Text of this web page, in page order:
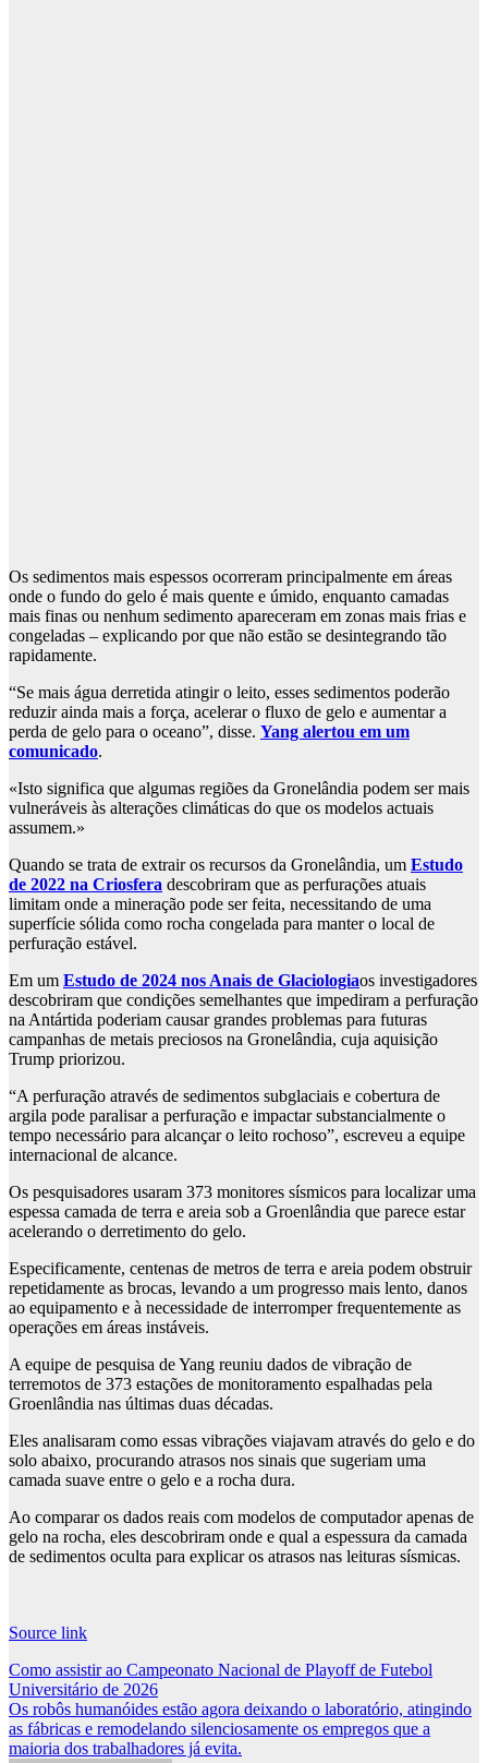
Os sedimentos mais espessos ocorreram principalmente em áreas
onde o fundo do gelo é mais quente e úmido, enquanto camadas
mais finas ou nenhum sedimento apareceram em zonas mais frias e
congeladas – explicando por que não estão se desintegrando tão
rapidamente.
“Se mais água derretida atingir o leito, esses sedimentos poderão
reduzir ainda mais a força, acelerar o fluxo de gelo e aumentar a
perda de gelo para o oceano”, disse. Yang alertou em um
comunicado.
«Isto significa que algumas regiões da Gronelândia podem ser mais
vulneráveis ​​às alterações climáticas do que os modelos actuais
assumem.»
Quando se trata de extrair os recursos da Gronelândia, um Estudo
de 2022 na Criosfera descobriram que as perfurações atuais
limitam onde a mineração pode ser feita, necessitando de uma
superfície sólida como rocha congelada para manter o local de
perfuração estável.
Em um Estudo de 2024 nos Anais de Glaciologiaos investigadores
descobriram que condições semelhantes que impediram a perfuração
na Antártida poderiam causar grandes problemas para futuras
campanhas de metais preciosos na Gronelândia, cuja aquisição
Trump priorizou.
“A perfuração através de sedimentos subglaciais e cobertura de
argila pode paralisar a perfuração e impactar substancialmente o
tempo necessário para alcançar o leito rochoso”, escreveu a equipe
internacional de alcance.
Os pesquisadores usaram 373 monitores sísmicos para localizar uma
espessa camada de terra e areia sob a Groenlândia que parece estar
acelerando o derretimento do gelo.
Especificamente, centenas de metros de terra e areia podem obstruir
repetidamente as brocas, levando a um progresso mais lento, danos
ao equipamento e à necessidade de interromper frequentemente as
operações em áreas instáveis.
A equipe de pesquisa de Yang reuniu dados de vibração de
terremotos de 373 estações de monitoramento espalhadas pela
Groenlândia nas últimas duas décadas.
Eles analisaram como essas vibrações viajavam através do gelo e do
solo abaixo, procurando atrasos nos sinais que sugeriam uma
camada suave entre o gelo e a rocha dura.
Ao comparar os dados reais com modelos de computador apenas de
gelo na rocha, eles descobriram onde e qual a espessura da camada
de sedimentos oculta para explicar os atrasos nas leituras sísmicas.
Source link
Post
navigation
Como assistir ao Campeonato Nacional de Playoff de Futebol
Universitário de 2026
Os robôs humanóides estão agora deixando o laboratório, atingindo
as fábricas e remodelando silenciosamente os empregos que a
maioria dos trabalhadores já evita.